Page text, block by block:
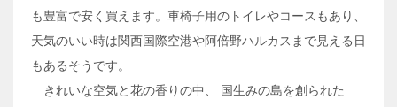
も豊富で安く買えます。車椅子用のトイレやコースもあり、
天気のいい時は関西国際空港や阿倍野ハルカスまで見える日
もあるそうです。
きれいな空気と花の香りの中、 国生みの島を創られた